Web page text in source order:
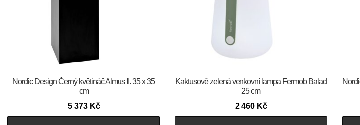
Nordic Design Černý květináč Almus II. 35 x 35
cm
5 373 Kč
Kaktusově zelená venkovní lampa Fermob Balad
25 cm
2 460 Kč